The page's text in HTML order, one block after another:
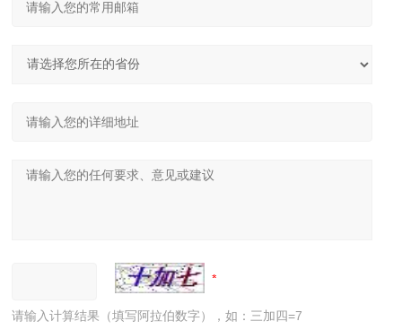
请输入计算结果（填写阿拉伯数字），如：三加四=7